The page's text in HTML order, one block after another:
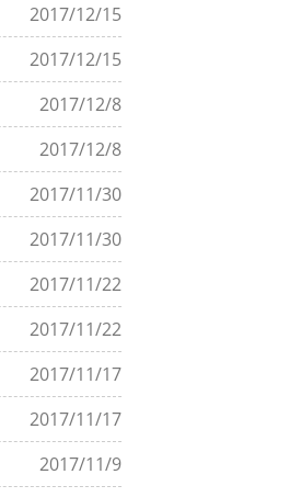
2017/12/15
2017/12/15
2017/12/8
2017/12/8
2017/11/30
2017/11/30
2017/11/22
2017/11/22
2017/11/17
2017/11/17
2017/11/9